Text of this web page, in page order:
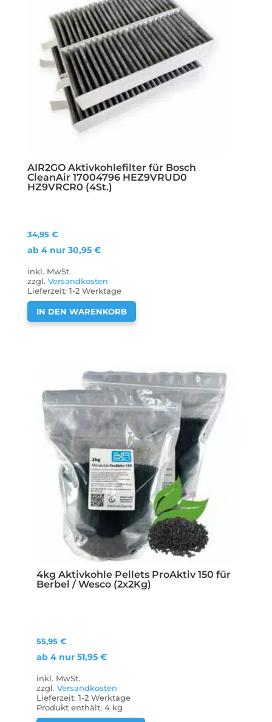
AIR2GO Aktivkohlefilter für Bosch
CleanAir 17004796 HEZ9VRUD0
HZ9VRCR0 (4St.)
34,95€
ab 4 nur30,95€
inkl. MwSt.
zzgl.Versandkosten
Lieferzeit:1-2 Werktage
IN DEN WARENKORB
4kg Aktivkohle Pellets ProAktiv 150 für
Berbel / Wesco (2x2Kg)
55,95 €
ab 4 nur 51,95 €
inkl. MwSt.
zzgl. Versandkosten
Lieferzeit: 1-2 Werktage
Produkt enthält: 4 kg